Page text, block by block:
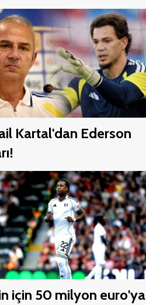
Kartal'dan Ederson
için 50 milyon euro'ya